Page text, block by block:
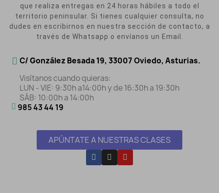
que realiza entregas en 24 horas hábiles a todo el
territorio peninsular. Si tienes cualquier consulta, no
dudes en escribirnos en nuestra sección de contacto, a
través de Whatsapp o envíanos un Email.
C/ González Besada 19, 33007 Oviedo, Asturias.
Visítanos cuando quieras:
LUN - VIE: 9:30h a14:00h y de 16:30h a 19:30h
SÁB: 10:00h a 14:00h
985 43 44 19
APÚNTATE A NUESTRAS CLASES